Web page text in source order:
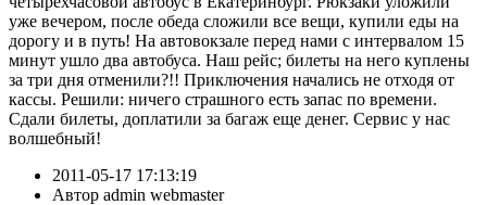
уже вечером, после обеда сложили все вещи, купили еды на
дорогу и в путь! На автовокзале перед нами с интервалом 15
минут ушло два автобуса. Наш рейс; билеты на него куплены
за три дня отменили?!! Приключения начались не отходя от
кассы. Решили: ничего страшного есть запас по времени.
Сдали билеты, доплатили за багаж еще денег. Сервис у нас
волшебный!
2011-05-17 17:13:19
Автор admin webmaster